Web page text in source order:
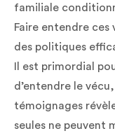
familiale
Faire entendre
des politiques
Il est primordial
d’entendre le
témoignages
seules ne peuvent